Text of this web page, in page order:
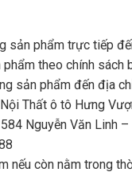
sản phẩm trực tiếp
theo chính sách
sản phẩm đến địa
Thất ô tô Hưng
Nguyễn Văn Linh
nếu còn nằm trong